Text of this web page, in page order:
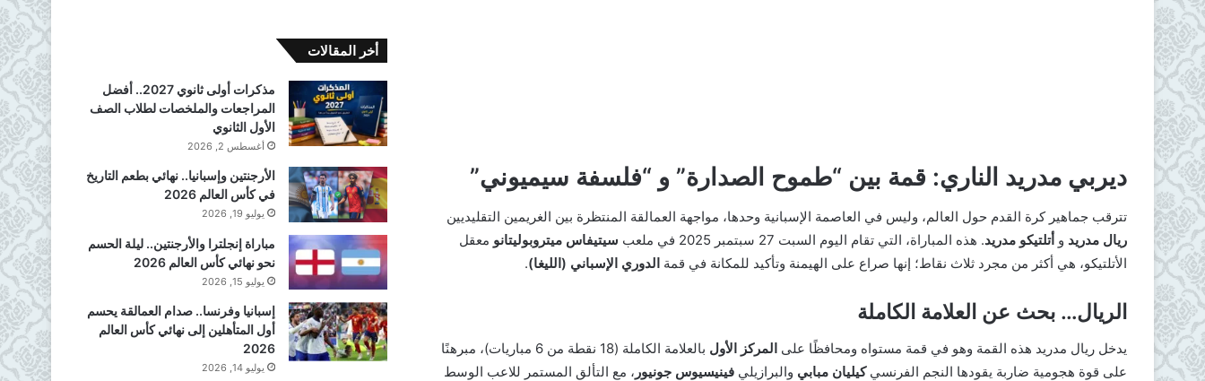
ديربي مدريد الناري: قمة بين “طموح الصدارة” و “فلسفة سيميوني”
​تترقب جماهير كرة القدم حول العالم، وليس في العاصمة الإسبانية وحدها، مواجهة العمالقة المنتظرة بين الغريمين التقليديين
ريال مدريد و أتلتيكو مدريد. هذه المباراة، التي تقام اليوم السبت 27 سبتمبر 2025 في ملعب سيتيفاس ميتروبوليتانو معقل
الأتلتيكو، هي أكثر من مجرد ثلاث نقاط؛ إنها صراع على الهيمنة وتأكيد للمكانة في قمة الدوري الإسباني (الليغا).
الريال… بحث عن العلامة الكاملة
​يدخل ريال مدريد هذه القمة وهو في قمة مستواه ومحافظًا على المركز الأول
بالعلامة الكاملة (18 نقطة من 6 مباريات)، مبرهنًا
على قوة هجومية ضاربة يقودها النجم الفرنسيكيليان مبابي والبرازيلي فينيسيوس جونيور ، مع التألق المستمر للاعب الوسط
أخر المقالات
مذكرات أولى ثانوي 2027.. أفضل
المراجعات والملخصات لطلاب الصف
الأول الثانوي
أغسطس 2, 2026
الأرجنتين وإسبانيا.. نهائي بطعم التاريخ
في كأس العالم 2026
يوليو 19, 2026
مباراة إنجلترا والأرجنتين.. ليلة الحسم
نحو نهائي كأس العالم 2026
يوليو 15, 2026
إسبانيا وفرنسا.. صدام العمالقة يحسم
أول المتأهلين إلى نهائي كأس العالم
2026
يوليو 14, 2026